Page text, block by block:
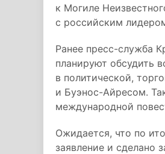
к Могиле
с российским
Ранее пресс-служба
планируют обсудить
в политической,
и Буэнос-Айресом.
международной
Ожидается, что по
заявление и сделано